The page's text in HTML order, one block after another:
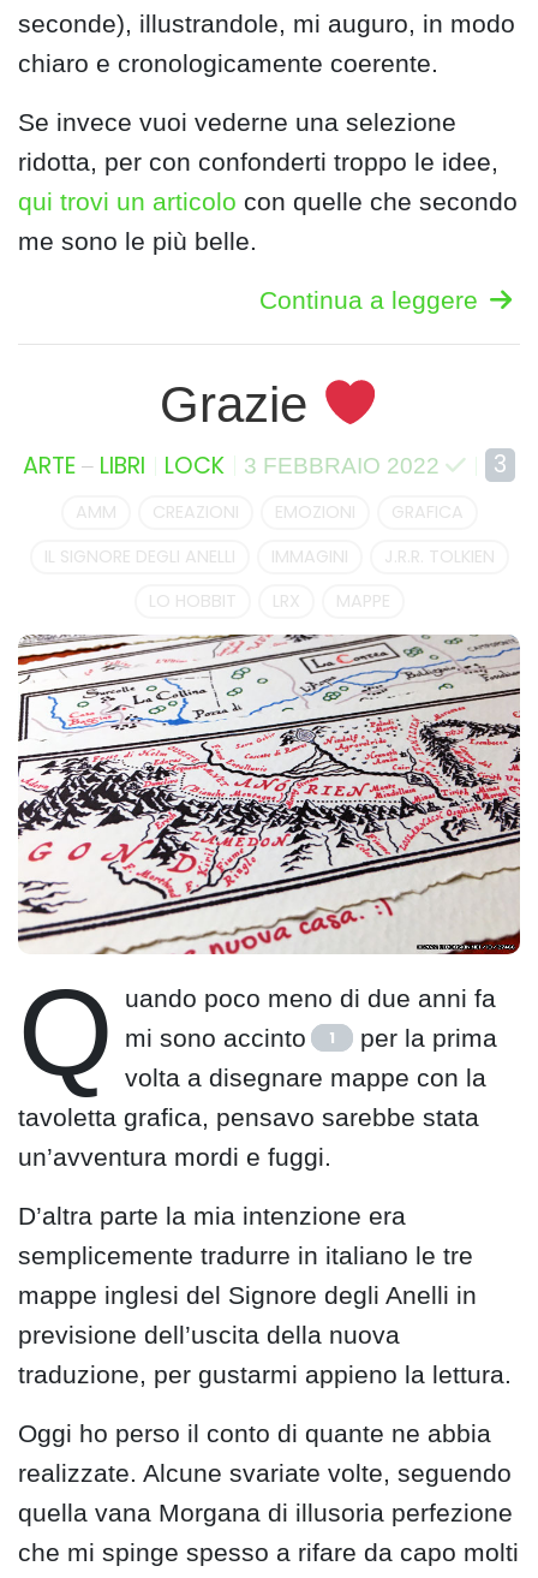
seconde), illustrandole, mi auguro, in modo
chiaro e cronologicamente coerente.
Se invece vuoi vederne una selezione
ridotta, per con confonderti troppo le idee,
qui trovi un articolo con quelle che secondo
me sono le più belle.
Continua a leggere
Grazie
ARTE– LIBRI LOCK 3 FEBBRAIO 2022 3
AMM CREAZIONI EMOZIONI
GRAFICA
IL SIGNORE DEGLI ANELLI
IMMAGINI
J.R.R. TOLKIEN
LO HOBBIT
LRX MAPPE
Q
uando poco meno di due anni fa
mi sono accinto
1
per la prima
volta a disegnare mappe con la
tavoletta grafica, pensavo sarebbe stata
un’avventura mordi e fuggi.
D’altra parte la mia intenzione era
semplicemente tradurre in italiano le tre
mappe inglesi del Signore degli Anelli in
previsione dell’uscita della nuova
traduzione, per gustarmi appieno la lettura.
Oggi ho perso il conto di quante ne abbia
realizzate. Alcune svariate volte, seguendo
quella vana Morgana di illusoria perfezione
che mi spinge spesso a rifare da capo molti